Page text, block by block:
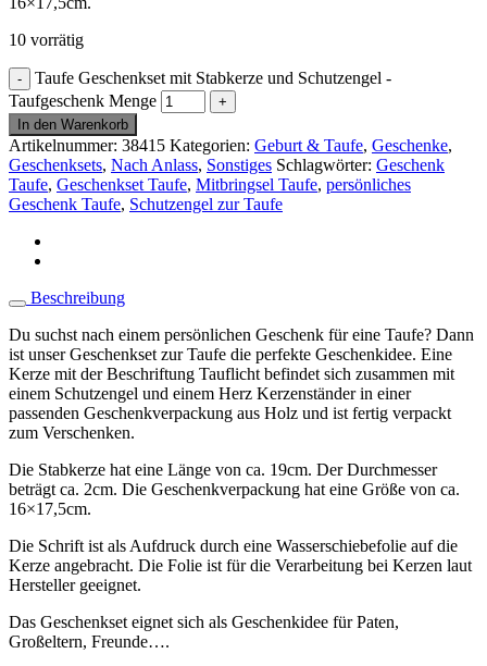
10 vorrätig
Taufe Geschenkset mit Stabkerze und Schutzengel -
Taufgeschenk Menge
In den Warenkorb
Artikelnummer: 38415 Kategorien: Geburt & Taufe, Geschenke,
Geschenksets, Nach Anlass, Sonstiges Schlagwörter: Geschenk
Taufe, Geschenkset Taufe, Mitbringsel Taufe, persönliches
Geschenk Taufe, Schutzengel zur Taufe
Beschreibung
Du suchst nach einem persönlichen Geschenk für eine Taufe? Dann
ist unser Geschenkset zur Taufe die perfekte Geschenkidee. Eine
Kerze mit der Beschriftung Tauflicht befindet sich zusammen mit
einem Schutzengel und einem Herz Kerzenständer in einer
passenden Geschenkverpackung aus Holz und ist fertig verpackt
zum Verschenken.
Die Stabkerze hat eine Länge von ca. 19cm. Der Durchmesser
beträgt ca. 2cm. Die Geschenkverpackung hat eine Größe von ca.
16×17,5cm.
Die Schrift ist als Aufdruck durch eine Wasserschiebefolie auf die
Kerze angebracht. Die Folie ist für die Verarbeitung bei Kerzen laut
Hersteller geeignet.
Das Geschenkset eignet sich als Geschenkidee für Paten,
Großeltern, Freunde….